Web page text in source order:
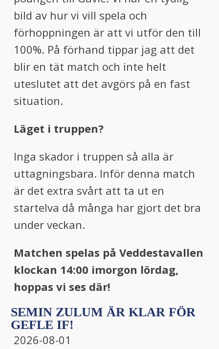
bild av hur vi vill spela och
förhoppningen är att vi utför den till
100%. På förhand tippar jag att det
blir en tät match och inte helt
uteslutet att det avgörs på en fast
situation.
Läget i truppen?
Inga skador i truppen så alla är
uttagningsbara. Inför denna match
är det extra svårt att ta ut en
startelva då många har gjort det bra
under veckan.
Matchen spelas på Veddestavallen
klockan 14:00 imorgon lördag,
hoppas vi ses där!
SEMIN ZULUM ÄR KLAR FÖR
GEFLE IF!
2026-08-01